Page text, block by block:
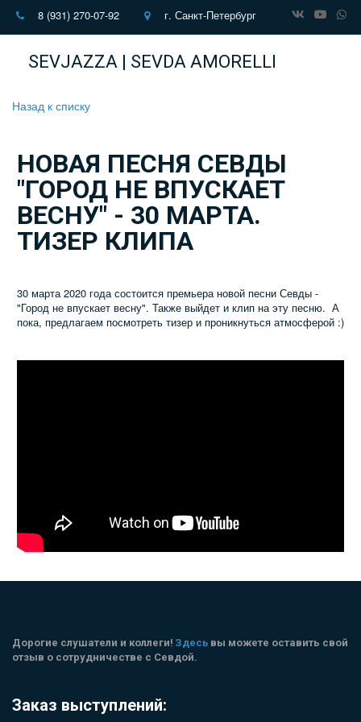
8 (931) 270-07-92 г. Санкт-Петербург
SEVJAZZA | SEVDA AMORELLI
Назад к списку
НОВАЯ ПЕСНЯ СЕВДЫ
"ГОРОД НЕ ВПУСКАЕТ
ВЕСНУ" - 30 МАРТА.
ТИЗЕР КЛИПА
30 марта 2020 года состоится премьера новой песни Севды -
"Город не впускает весну". Также выйдет и клип на эту песню. А
пока, предлагаем посмотреть тизер и проникнуться атмосферой :)
Дорогие слушатели и коллеги! Здесь вы можете оставить свой
отзыв о сотрудничестве с Севдой.
Заказ выступлений: